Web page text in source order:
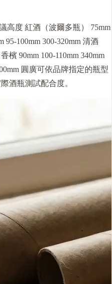
高度 紅酒（波爾多瓶） 75mm
95-100mm 300-320mm 清酒
檳 90mm 100-110mm 340mm
圓廣可依品牌指定的瓶型
酒瓶測試配合度。